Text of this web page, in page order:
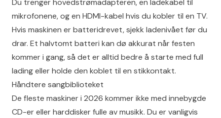
mikrofonene, og en HDMI-kabel hvis du kobler til en TV.
Hvis maskinen er batteridrevet, sjekk ladenivået før du
drar. Et halvtomt batteri kan dø akkurat når festen
kommer i gang, så det er alltid bedre å starte med full
lading eller holde den koblet til en stikkontakt.
Håndtere sangbiblioteket
De fleste maskiner i 2026 kommer ikke med innebygde
CD-er eller harddisker fulle av musikk. Du er vanligvis